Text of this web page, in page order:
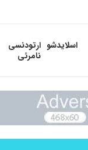
اسلایدشو ارتودنسی
نامرئی